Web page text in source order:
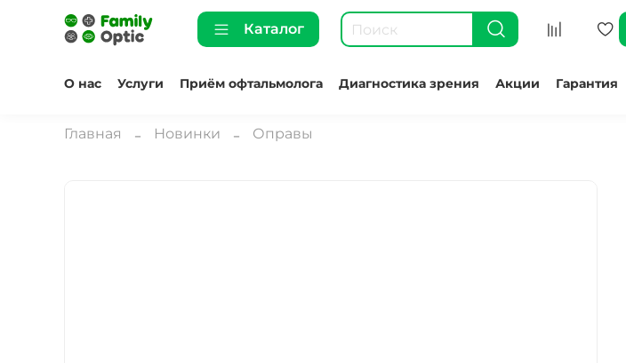
Каталог
О нас Услуги Приём офтальмолога Диагностика зрения Акции Гарантия
Главная Новинки Оправы